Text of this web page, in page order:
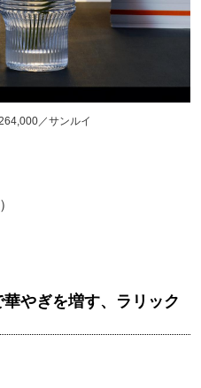
／サンルイ
やぎを増す、ラリック